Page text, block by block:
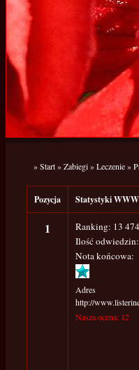
»Start»Zabiegi»Leczenie»
Pozycja Statystyki WWW
1
Ranking: 13 474
Ilość
Nota końcowa:
http://
Nasza ocena: 12